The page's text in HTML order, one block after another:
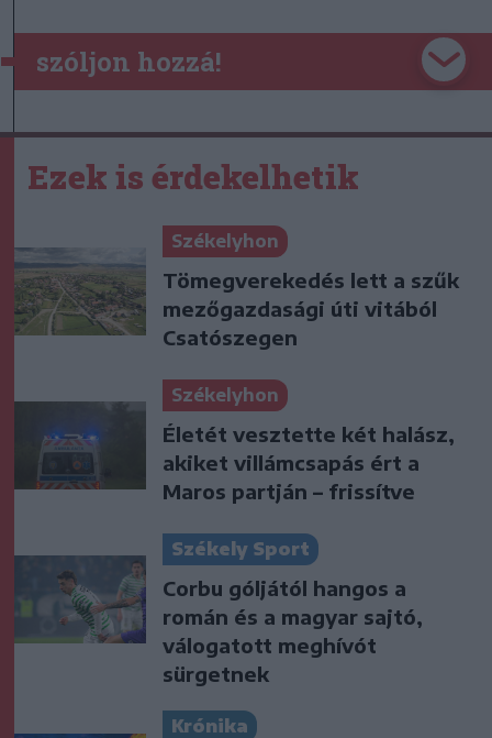
szóljon hozzá!
Ezek is érdekelhetik
Székelyhon
Tömegverekedés lett a szűk
mezőgazdasági úti vitából
Csatószegen
Székelyhon
Életét vesztette két halász,
akiket villámcsapás ért a
Maros partján – frissítve
Székely Sport
Corbu góljától hangos a
román és a magyar sajtó,
válogatott meghívót
sürgetnek
Krónika